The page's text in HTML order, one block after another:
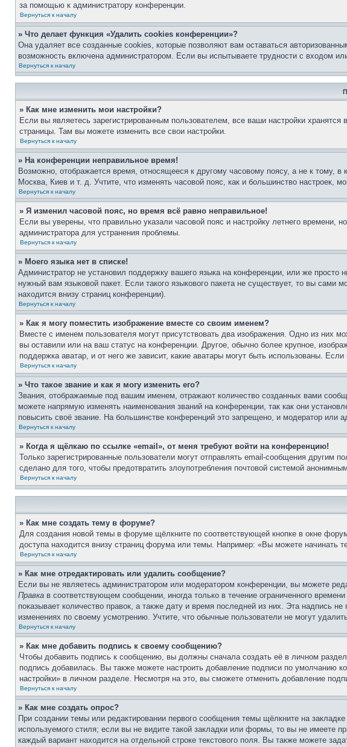
за помощью к администратору конференции.
Вернуться к началу
» Что делает функция «Удалить cookies конференции»?
Она удаляет все созданные cookies, которые позволяют вам оставаться
возможность включена администратором. Если вы испытываете трудности с входом
Вернуться к началу
» Как мне изменить мои настройки?
Если вы являетесь зарегистрированным пользователем, все ваши настройки
страницы. Там вы можете изменить все свои настройки.
Вернуться к началу
» На конференции неправильное время!
Возможно, отображается время, относящееся к другому часовому поясу, а не к тому,
Москва, Киев и т. д. Учтите, что изменять часовой пояс, как и большинство настроек,
Вернуться к началу
» Я изменил часовой пояс, но время всё равно неправильное!
Если вы уверены, что правильно указали часовой пояс и настройку летнего времени,
администратора для устранения проблемы.
Вернуться к началу
» Моего языка нет в списке!
Администратор не установил поддержку вашего языка на конференции, или же просто
нужный вам языковой пакет. Если такого языкового пакета не существует, то вы
находится внизу страниц конференции).
Вернуться к началу
» Как я могу поместить изображение вместе со своим именем?
Вместе с именем пользователя могут присутствовать два изображения. Одно из них
вы оставили или на ваш статус на конференции. Другое, обычно более крупное,
поддержка аватар, и от него же зависит, какие аватары могут быть использованы.
Вернуться к началу
» Что такое звание и как я могу изменить его?
Звания, отображаемые под вашим именем, отражают количество созданных вами
можете напрямую изменять наименования званий на конференции, так как они
повысить своё звание. На большинстве конференций это запрещено, и модератор или
Вернуться к началу
» Когда я щёлкаю по ссылке «email», от меня требуют войти на конференцию!
Только зарегистрированные пользователи могут отправлять email-сообщения
сделано для того, чтобы предотвратить злоупотребления почтовой системой
Вернуться к началу
» Как мне создать тему в форуме?
Для создания новой темы в форуме щёлкните по соответствующей кнопке в окне
доступа находится внизу страниц форума или темы. Например: «Вы можете начинать
Вернуться к началу
» Как мне отредактировать или удалить сообщение?
Если вы не являетесь администратором или модератором конференции, вы можете
Правка в соответствующем сообщении, иногда только в течение ограниченного
показывает количество правок, а также дату и время последней из них. Эта надпись
изменениях по своему усмотрению. Учтите, что обычные пользователи не могут
Вернуться к началу
» Как мне добавить подпись к своему сообщению?
Чтобы добавить подпись к сообщению, вы должны сначала создать её в личном
подпись добавилась. Вы также можете настроить добавление подписи по
настройки» в личном разделе. Несмотря на это, вы сможете отменить добавление
Вернуться к началу
» Как мне создать опрос?
При создании темы или редактировании первого сообщения темы щёлкните на
используемого стиля; если вы не видите такой закладки или формы, то вы не имеете
каждый вариант находится на отдельной строке текстового поля. Вы также можете